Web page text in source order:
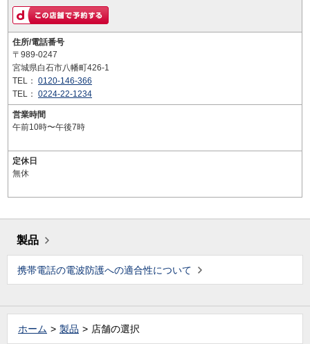
住所/電話番号
〒989-0247
宮城県白石市八幡町426-1
TEL： 0120-146-366
TEL： 0224-22-1234
営業時間
午前10時〜午後7時
定休日
無休
製品
携帯電話の電波防護への適合性について
ホーム 製品 店舗の選択